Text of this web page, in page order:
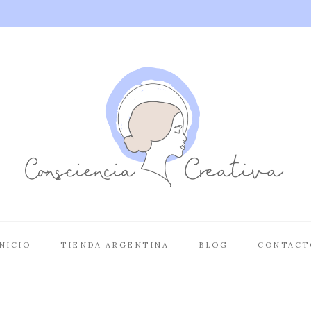
TIENDA ARGENTINA BLOG